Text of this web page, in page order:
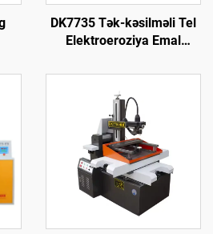
DK7735 Tək-kəsilməli Tel
Elektroeroziya Emal